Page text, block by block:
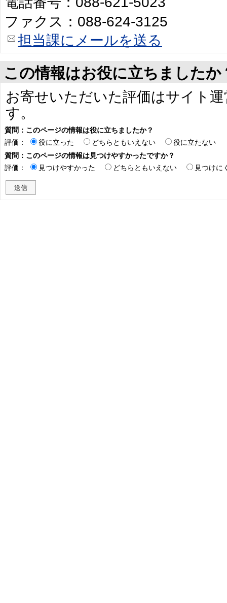
ファクス：088-624-3125
担当課にメールを送る
この情報はお役に立ちましたか
お寄せいただいた評価はサイト
す。
質問：このページの情報は役に立ちましたか？
評価：
役に立った どちらともいえない
役に立たない
質問：このページの情報は見つけやすかったですか？
評価：
見つけやすかった どちらともいえない 見つけに